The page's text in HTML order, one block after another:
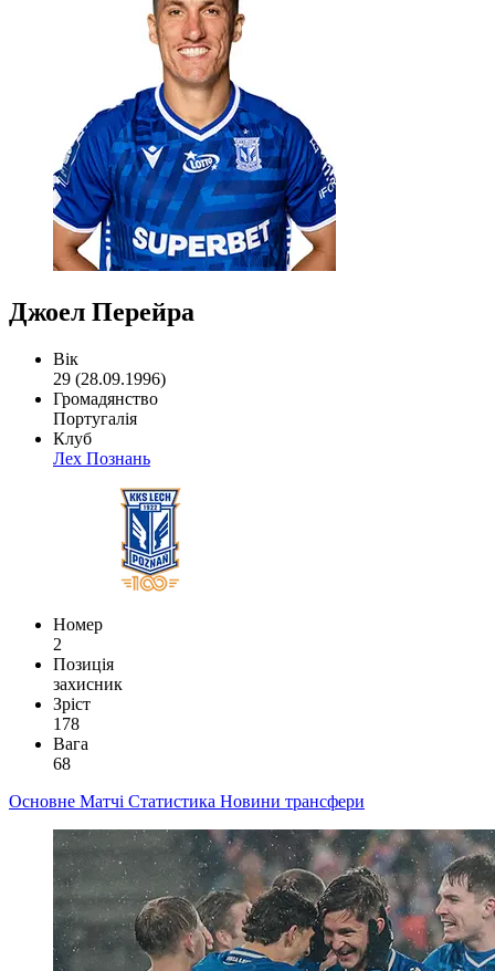
Джоел Перейра
Вік
29 (28.09.1996)
Громадянство
Португалія
Клуб
Лех Познань
Номер
2
Позиція
захисник
Зріст
178
Вага
68
Основне Матчі Статистика Новини трансфери